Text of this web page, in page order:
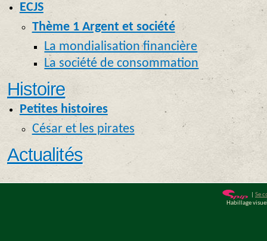
ECJS
Thème 1 Argent et société
La mondialisation financière
La société de consommation
Histoire
Petites histoires
César et les pirates
Actualités
Se
Habillage